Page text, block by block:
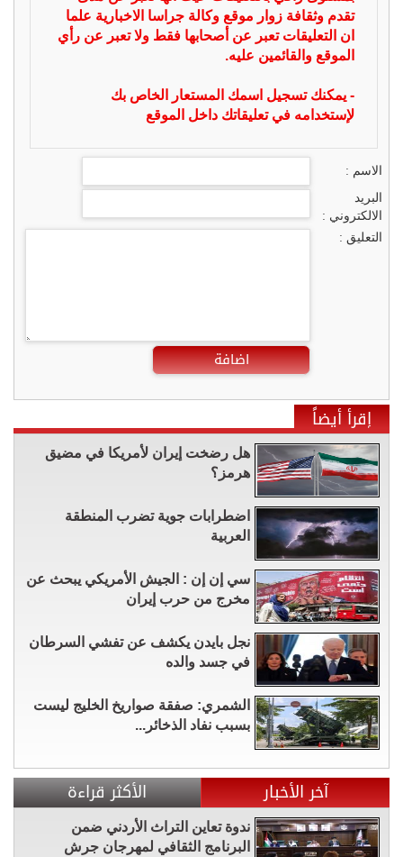
تقدم وثقافة زوار موقع وكالة جراسا الاخبارية علما
ان التعليقات تعبر عن أصحابها فقط ولا تعبر عن رأي
الموقع والقائمين عليه.
- يمكنك تسجيل اسمك المستعار الخاص بك
لإستخدامه في تعليقاتك داخل الموقع
الاسم :
البريد
الالكتروني :
التعليق :
اضافة
إقرأ أيضاً
هل رضخت إيران لأمريكا في مضيق
هرمز؟
اضطرابات جوية تضرب المنطقة
العربية
سي إن إن : الجيش الأمريكي يبحث عن
مخرج من حرب إيران
نجل بايدن يكشف عن تفشي السرطان
في جسد والده
الشمري: صفقة صواريخ الخليج ليست
بسبب نفاد الذخائر...
آخر الأخبار الأكثر قراءة
ندوة تعاين التراث الأردني ضمن
البرنامج الثقافي لمهرجان جرش